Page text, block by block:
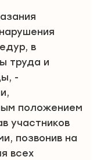
в
труда и
-
положением
участников
позвонив на
всех